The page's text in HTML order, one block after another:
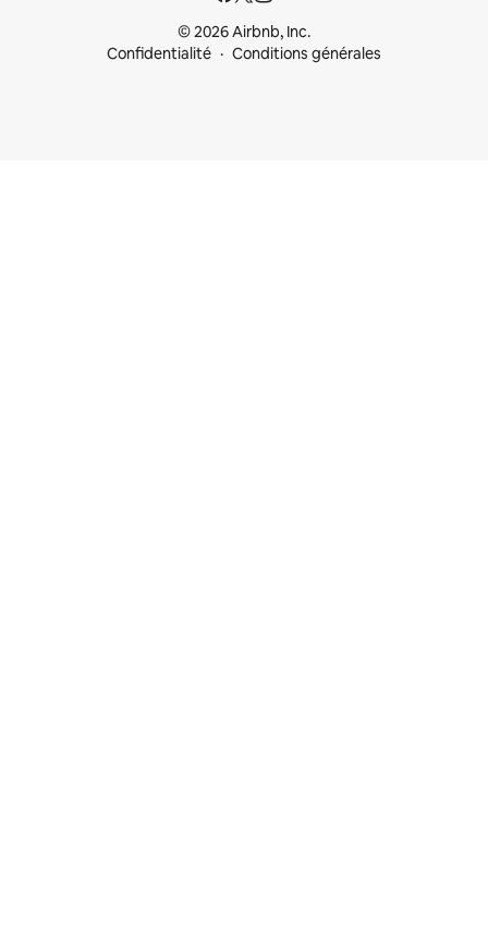
© 2026 Airbnb, Inc.
Confidentialité
Conditions générales